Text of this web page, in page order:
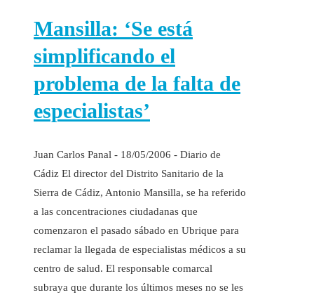
Mansilla: ‘Se está
simplificando el
problema de la falta de
especialistas’
Juan Carlos Panal - 18/05/2006 - Diario de
Cádiz El director del Distrito Sanitario de la
Sierra de Cádiz, Antonio Mansilla, se ha referido
a las concentraciones ciudadanas que
comenzaron el pasado sábado en Ubrique para
reclamar la llegada de especialistas médicos a su
centro de salud. El responsable comarcal
subraya que durante los últimos meses no se les